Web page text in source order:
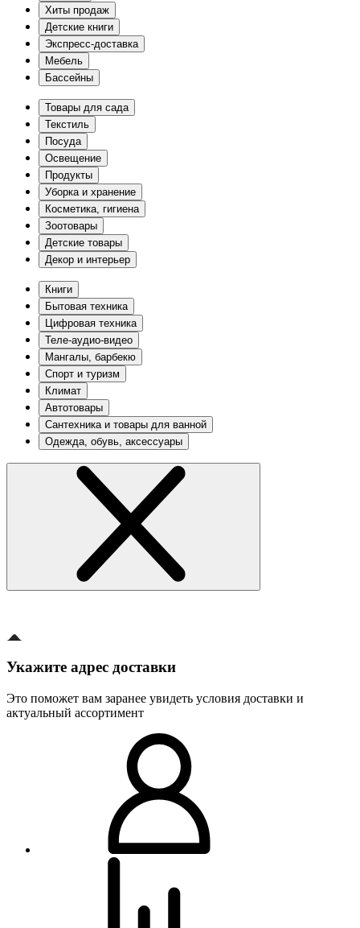
Хиты продаж
Детские книги
Экспресс-доставка
Мебель
Бассейны
Товары для сада
Текстиль
Посуда
Освещение
Продукты
Уборка и хранение
Косметика, гигиена
Зоотовары
Детские товары
Декор и интерьер
Книги
Бытовая техника
Цифровая техника
Теле-аудио-видео
Мангалы, барбекю
Спорт и туризм
Климат
Автотовары
Сантехника и товары для ванной
Одежда, обувь, аксессуары
Укажите адрес доставки
Это поможет вам заранее увидеть условия доставки и
актуальный ассортимент